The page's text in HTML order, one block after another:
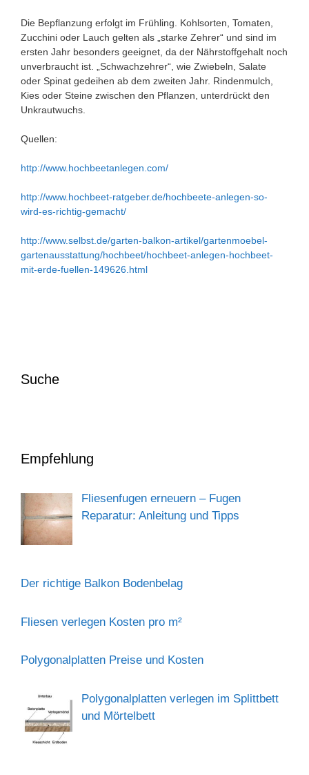
Die Bepflanzung erfolgt im Frühling. Kohlsorten, Tomaten,
Zucchini oder Lauch gelten als „starke Zehrer“ und sind im
ersten Jahr besonders geeignet, da der Nährstoffgehalt noch
unverbraucht ist. „Schwachzehrer“, wie Zwiebeln, Salate
oder Spinat gedeihen ab dem zweiten Jahr. Rindenmulch,
Kies oder Steine zwischen den Pflanzen, unterdrückt den
Unkrautwuchs.
Quellen:
http://www.hochbeetanlegen.com/
http://www.hochbeet-ratgeber.de/hochbeete-anlegen-so-
wird-es-richtig-gemacht/
http://www.selbst.de/garten-balkon-artikel/gartenmoebel-
gartenausstattung/hochbeet/hochbeet-anlegen-hochbeet-
mit-erde-fuellen-149626.html
Suche
Empfehlung
Fliesenfugen erneuern – Fugen
Reparatur: Anleitung und Tipps
Der richtige Balkon Bodenbelag
Fliesen verlegen Kosten pro m²
Polygonalplatten Preise und Kosten
Polygonalplatten verlegen im Splittbett
und Mörtelbett